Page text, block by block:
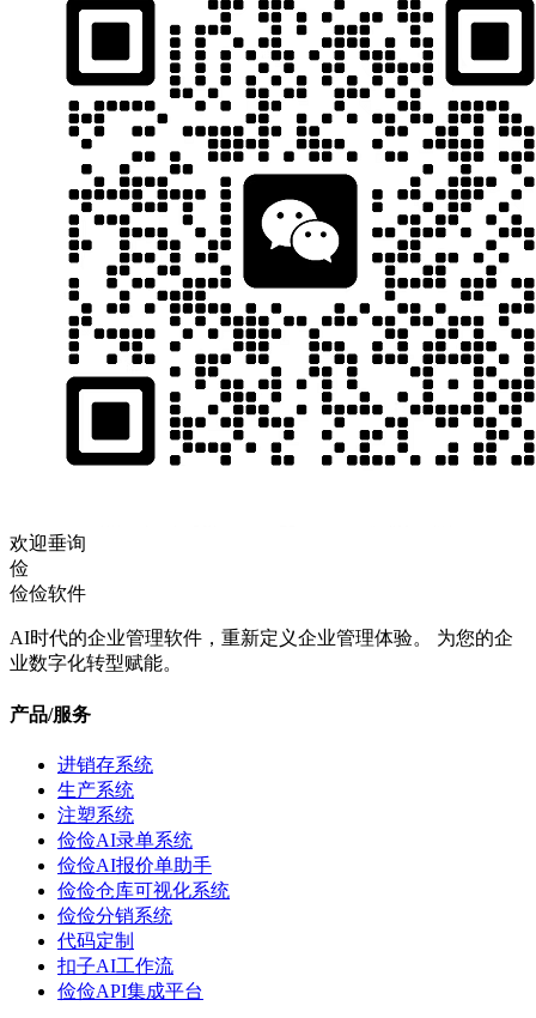
欢迎垂询
俭
俭俭软件
AI时代的企业管理软件，重新定义企业管理体验。 为您的企
业数字化转型赋能。
产品/服务
进销存系统
生产系统
注塑系统
俭俭AI录单系统
俭俭AI报价单助手
俭俭仓库可视化系统
俭俭分销系统
代码定制
扣子AI工作流
俭俭API集成平台